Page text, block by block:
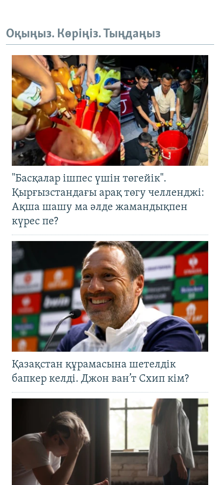
Оқыңыз. Көріңіз. Тыңдаңыз
"Басқалар ішпес үшін төгейік".
Қырғызстандағы арақ төгу челленджі:
Ақша шашу ма әлде жамандықпен
күрес пе?
Қазақстан құрамасына шетелдік
бапкер келді. Джон ван’т Схип кім?